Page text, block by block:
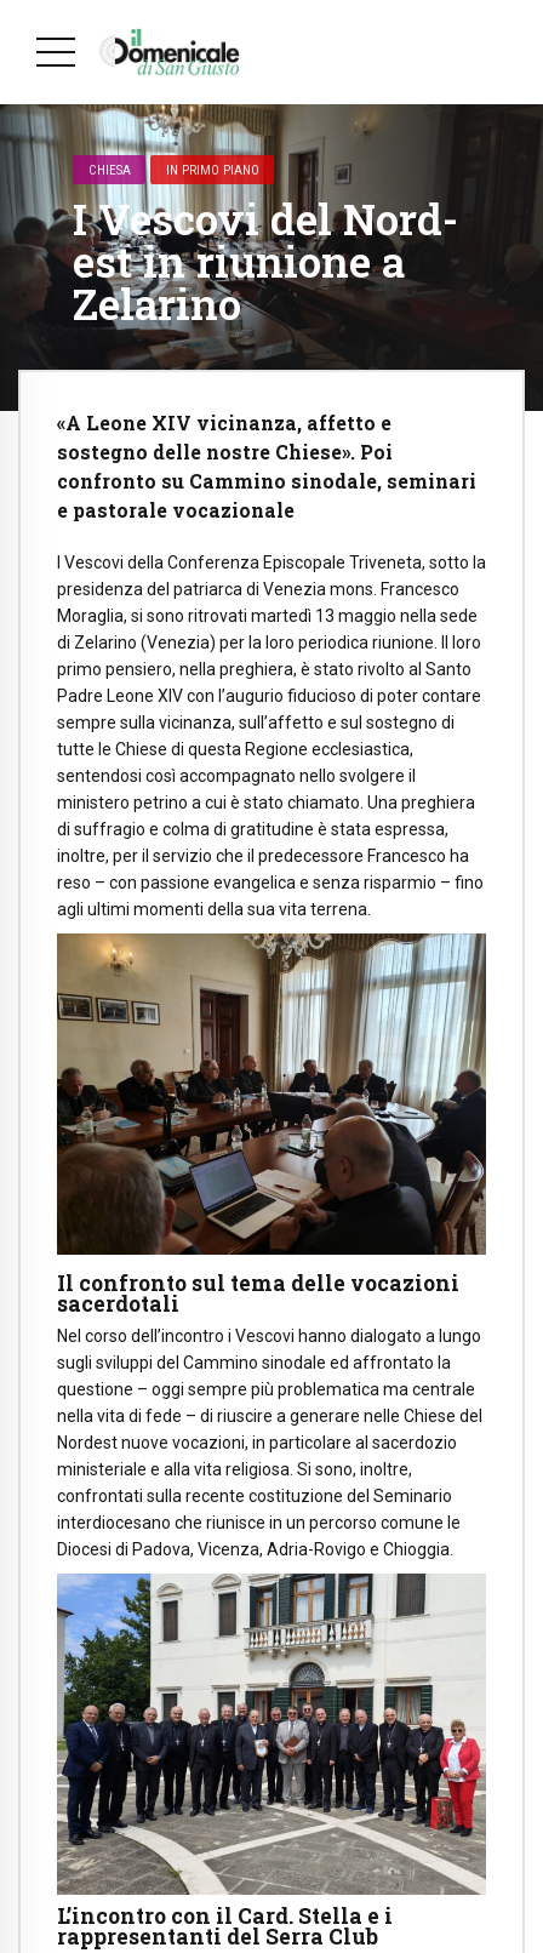
CHIESA IN PRIMO PIANO
I Vescovi del Nord-
est in riunione a
Zelarino
«A Leone XIV vicinanza, affetto e
sostegno delle nostre Chiese». Poi
confronto su Cammino sinodale, seminari
e pastorale vocazionale
I Vescovi della Conferenza Episcopale Triveneta, sotto la
presidenza del patriarca di Venezia mons. Francesco
Moraglia, si sono ritrovati martedì 13 maggio nella sede
di Zelarino (Venezia) per la loro periodica riunione. Il loro
primo pensiero, nella preghiera, è stato rivolto al Santo
Padre Leone XIV con l’augurio fiducioso di poter contare
sempre sulla vicinanza, sull’affetto e sul sostegno di
tutte le Chiese di questa Regione ecclesiastica,
sentendosi così accompagnato nello svolgere il
ministero petrino a cui è stato chiamato. Una preghiera
di suffragio e colma di gratitudine è stata espressa,
inoltre, per il servizio che il predecessore Francesco ha
reso – con passione evangelica e senza risparmio – fino
agli ultimi momenti della sua vita terrena.
Il confronto sul tema delle vocazioni
sacerdotali
Nel corso dell’incontro i Vescovi hanno dialogato a lungo
sugli sviluppi del Cammino sinodale ed affrontato la
questione – oggi sempre più problematica ma centrale
nella vita di fede – di riuscire a generare nelle Chiese del
Nordest nuove vocazioni, in particolare al sacerdozio
ministeriale e alla vita religiosa. Si sono, inoltre,
confrontati sulla recente costituzione del Seminario
interdiocesano che riunisce in un percorso comune le
Diocesi di Padova, Vicenza, Adria-Rovigo e Chioggia.
L’incontro con il Card. Stella e i
rappresentanti del Serra Club